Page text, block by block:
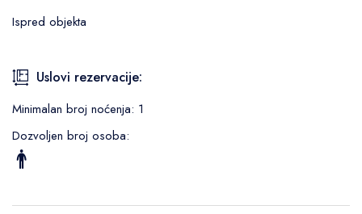
Ispred objekta
Uslovi rezervacije:
Minimalan broj noćenja: 1
Dozvoljen broj osoba: